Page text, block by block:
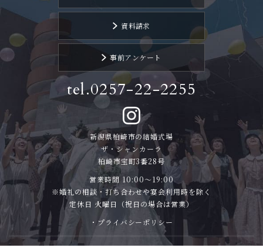
資料請求
事前アンケート
tel.0257-22-2255
新潟県柏崎市の結婚式場
ザ・シャンカーラ
柏崎市宝町3番28号
営業時間 10:00〜19:00
※婚礼の相談・打ち合わせや宴会利用時を除く
定休日 火曜日（祝日の場合は営業）
・プライバシーポリシー